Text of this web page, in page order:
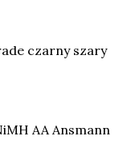
czarny szary
AA Ansmann